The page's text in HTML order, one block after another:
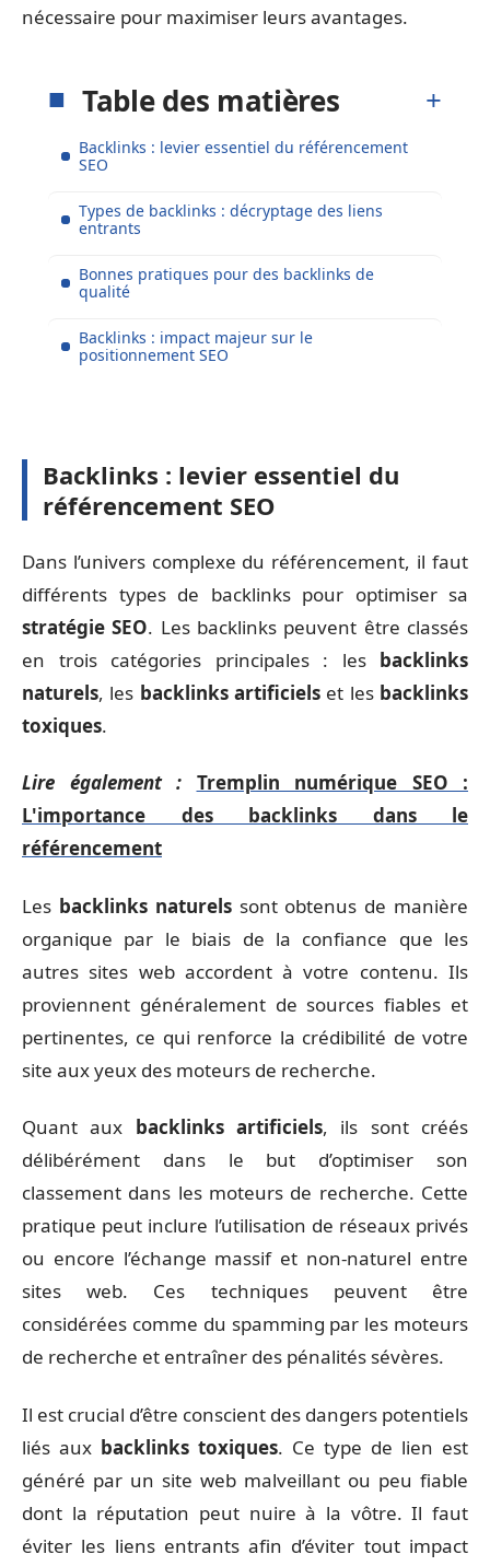
nécessaire pour maximiser leurs avantages.
Table des matières
Backlinks : levier essentiel du référencement
SEO
Types de backlinks : décryptage des liens
entrants
Bonnes pratiques pour des backlinks de
qualité
Backlinks : impact majeur sur le
positionnement SEO
Backlinks : levier essentiel du
référencement SEO
Dans l’univers complexe du référencement, il faut
différents types de backlinks pour optimiser sa
stratégie SEO. Les backlinks peuvent être classés
en trois catégories principales : les backlinks
naturels, les backlinks artificiels et les backlinks
toxiques.
Lire également :
Tremplin numérique SEO :
L'importance des backlinks dans le
référencement
Les backlinks naturelssont obtenus de manière
organique par le biais de la confiance que les
autres sites web accordent à votre contenu. Ils
proviennent généralement de sources fiables et
pertinentes, ce qui renforce la crédibilité de votre
site aux yeux des moteurs de recherche.
Quant aux backlinks artificiels, ils sont créés
délibérément dans le but d’optimiser son
classement dans les moteurs de recherche. Cette
pratique peut inclure l’utilisation de réseaux privés
ou encore l’échange massif et non-naturel entre
sites web. Ces techniques peuvent être
considérées comme du spamming par les moteurs
de recherche et entraîner des pénalités sévères.
Il est crucial d’être conscient des dangers potentiels
liés aux backlinks toxiques. Ce type de lien est
généré par un site web malveillant ou peu fiable
dont la réputation peut nuire à la vôtre. Il faut
éviter les liens entrants afin d’éviter tout impact